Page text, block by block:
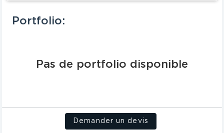
Portfolio:
Pas de portfolio disponible
Demander un devis